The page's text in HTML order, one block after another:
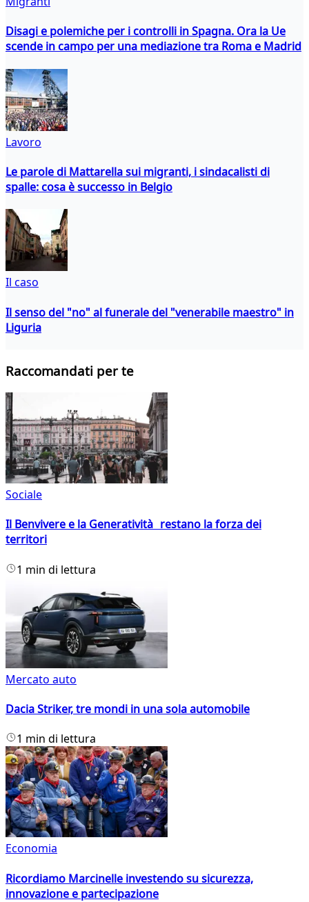
Disagi e polemiche per i controlli in Spagna. Ora la Ue
scende in campo per una mediazione tra Roma e Madrid
Lavoro
Le parole di Mattarella sui migranti, i sindacalisti di
spalle: cosa è successo in Belgio
Il caso
Il senso del "no" al funerale del "venerabile maestro" in
Liguria
Raccomandati per te
Sociale
Il Benvivere e la Generatività restano la forza dei
territori
1 min di lettura
Mercato auto
Dacia Striker, tre mondi in una sola automobile
1 min di lettura
Economia
Ricordiamo Marcinelle investendo su sicurezza,
innovazione e partecipazione